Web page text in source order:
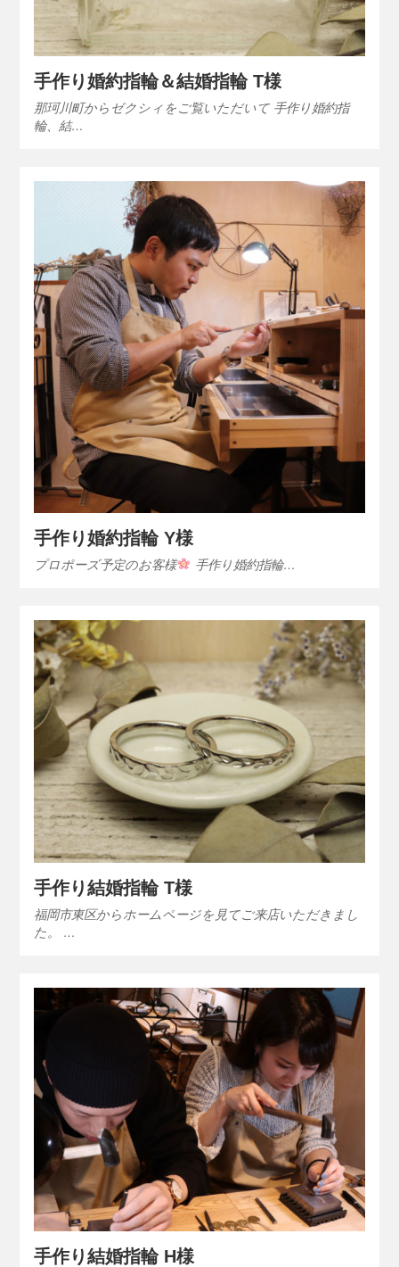
手作り婚約指輪＆結婚指輪 T様
那珂川町からゼクシィをご覧いただいて 手作り婚約指
輪、結…
手作り婚約指輪 Y様
プロポーズ予定のお客様 手作り婚約指輪…
手作り結婚指輪 T様
福岡市東区からホームページを見てご来店いただきまし
た。 …
手作り結婚指輪 H様